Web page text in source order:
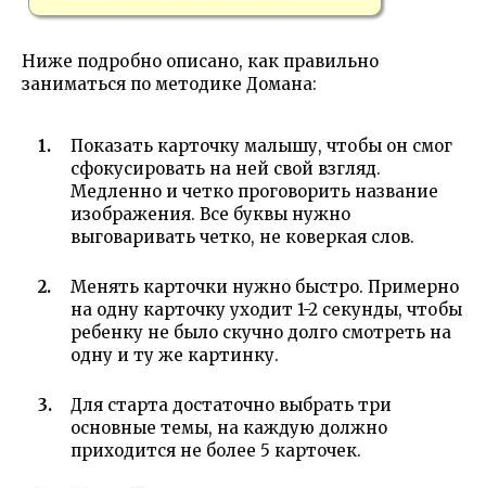
Ниже подробно описано, как правильно
заниматься по методике Домана:
Показать карточку малышу, чтобы он смог
сфокусировать на ней свой взгляд.
Медленно и четко проговорить название
изображения. Все буквы нужно
выговаривать четко, не коверкая слов.
Менять карточки нужно быстро. Примерно
на одну карточку уходит 1-2 секунды, чтобы
ребенку не было скучно долго смотреть на
одну и ту же картинку.
Для старта достаточно выбрать три
основные темы, на каждую должно
приходится не более 5 карточек.